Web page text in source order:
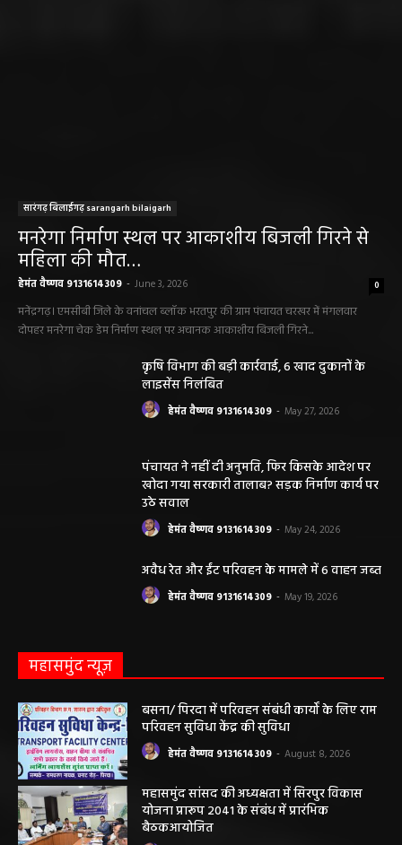
सारंगढ़ बिलाईगढ़ sarangarh bilaigarh
मनरेगा निर्माण स्थल पर आकाशीय बिजली गिरने से
महिला की मौत…
हेमंत वैष्णव 9131614309 - June 3, 2026 0
मनेंद्रगढ़। एमसीबी जिले के वनांचल ब्लॉक भरतपुर की ग्राम पंचायत चरखर में मंगलवार
दोपहर मनरेगा चेक डेम निर्माण स्थल पर अचानक आकाशीय बिजली गिरने...
कृषि विभाग की बड़ी कार्रवाई, 6 खाद दुकानों के
लाइसेंस निलंबित
हेमंत वैष्णव 9131614309 - May 27, 2026
पंचायत ने नहीं दी अनुमति, फिर किसके आदेश पर
खोदा गया सरकारी तालाब? सड़क निर्माण कार्य पर
उठे सवाल
हेमंत वैष्णव 9131614309 - May 24, 2026
अवैध रेत और ईंट परिवहन के मामले में 6 वाहन जब्त
हेमंत वैष्णव 9131614309 - May 19, 2026
महासमुंद न्यूज़
बसना/ पिरदा में परिवहन संबंधी कार्यों के लिए राम
परिवहन सुविधा केंद्र की सुविधा
हेमंत वैष्णव 9131614309 - August 8, 2026
महासमुंद सांसद की अध्यक्षता में सिरपुर विकास
योजना प्रारूप 2041 के संबंध में प्रारंभिक
बैठकआयोजित